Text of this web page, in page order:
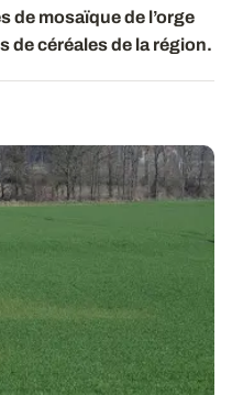
de mosaïque de l’orge
de céréales de la région.